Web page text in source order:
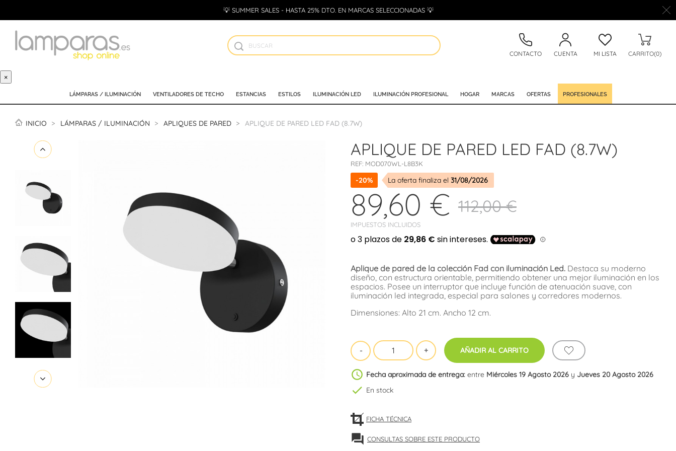
💡 SUMMER SALES - HASTA 25% DTO. EN MARCAS SELECCIONADAS 💡
CONTACTO CUENTA MI LISTA CARRITO(0)
×
LÁMPARAS / ILUMINACIÓN VENTILADORES DE TECHO ESTANCIAS ESTILOS ILUMINACIÓN LED ILUMINACIÓN PROFESIONAL HOGAR MARCAS OFERTAS PROFESIONALES
INICIO LÁMPARAS / ILUMINACIÓN APLIQUES DE PARED APLIQUE DE PARED LED FAD (8.7W)
APLIQUE DE PARED LED FAD (8.7W)
REF: MOD070WL-L8B3K
-20% La oferta finaliza el 31/08/2026
89,60 €
IMPUESTOS INCLUIDOS
112,00 €
Aplique de pared de la colección Fad con iluminación Led. Destaca su moderno
diseño, con estructura orientable, permitiendo obtener una mejor iluminación en los
espacios. Posee un interruptor que incluye función de atenuación suave, con
iluminación led integrada, especial para salones y corredores modernos.
Dimensiones: Alto 21 cm. Ancho 12 cm.
AÑADIR AL CARRITO
schedule Fecha aproximada de entrega: entre Miércoles 19 Agosto 2026 y Jueves 20 Agosto 2026
check En stock
FICHA TÉCNICA
forum CONSULTAS SOBRE ESTE PRODUCTO